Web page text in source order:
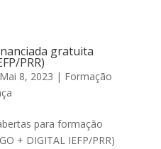
gratuita
PRR)
Mai 8, 2023 | Formação
para formação
+ DIGITAL IEFP/PRR)